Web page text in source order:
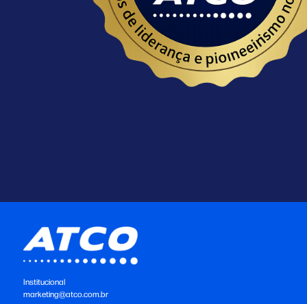
Institucional
marketing@atco.com.br